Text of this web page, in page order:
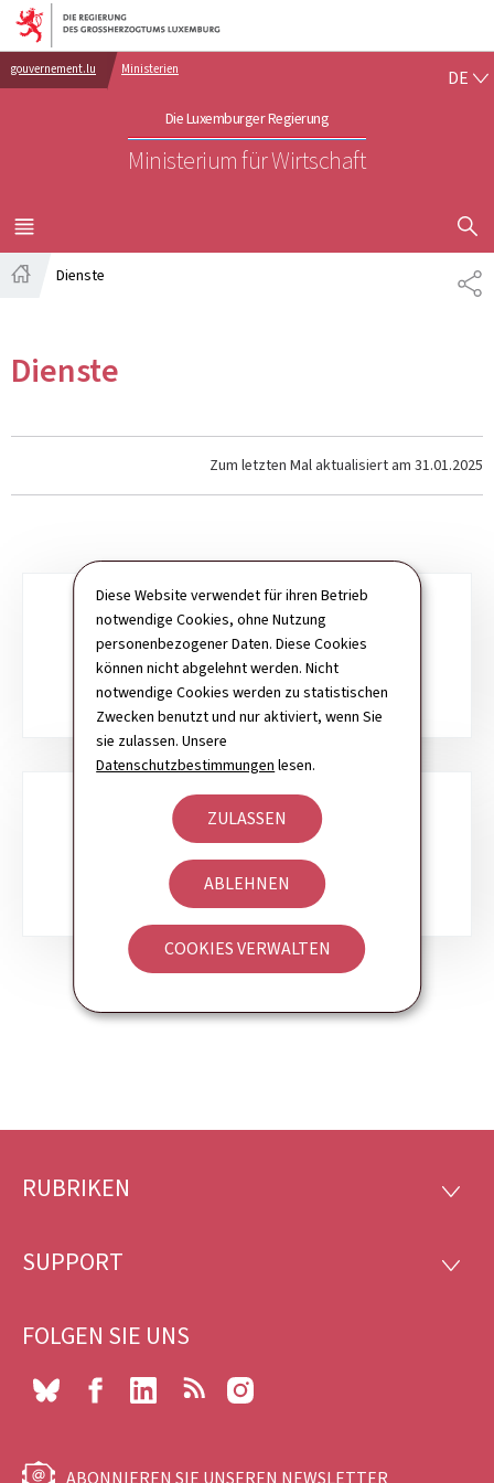
Diese Website verwendet für ihren Betrieb
notwendige Cookies, ohne Nutzung
personenbezogener Daten. Diese Cookies
können nicht abgelehnt werden. Nicht
notwendige Cookies werden zu statistischen
Zwecken benutzt und nur aktiviert, wenn Sie
sie zulassen. Unsere
Datenschutzbestimmungen lesen.
ZULASSEN
ABLEHNEN
COOKIES VERWALTEN
Zur Hauptnavigation
Zum Inhalt
gouvernement.lu Ministerien
Die Luxemburger Regierung
Ministerium für Wirtschaft
DE
MENÜ
HAUPT-
Dienste
Dienste
Zum letzten Mal aktualisiert am 31.01.2025
Unterrubriken
DIENSTE FÜR BÜRGER
DIENSTE FÜR UNTERNEHMEN
Footer
RUBRIKEN
SUPPORT
FOLGEN SIE UNS
Bluesky FacebookLinkedIn RSS
ABONNIEREN SIE UNSEREN NEWSLETTER